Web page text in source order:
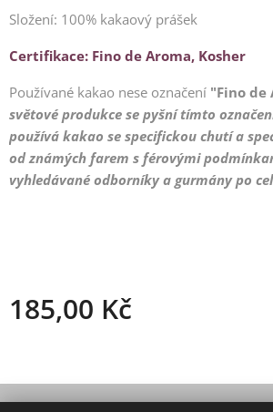
Složení: 100% kakaový prášek
Certifikace: Fino de Aroma, Kosher
Používané kakao nese označení "Fino de
světové produkce se pyšní tímto
používá kakao se specifickou chutí a
odznámých farem s férovými
vyhledávané odborníky a gurmány po
185,00 Kč